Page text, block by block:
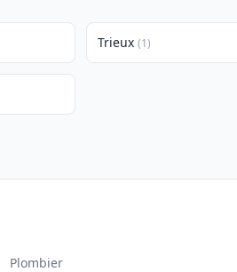
Trieux (1)
Plombier